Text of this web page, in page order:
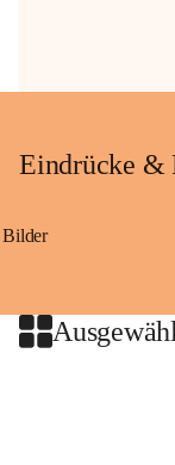
Eindrücke &
Bilder